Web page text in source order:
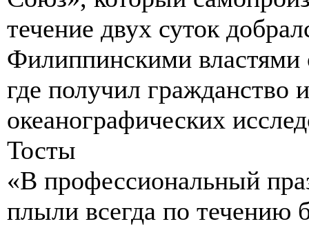
течение двух суток
Филиппинскими властями
где получил гражданство
океанографических
Тосты
«В профессиональный
плыли всегда по течению